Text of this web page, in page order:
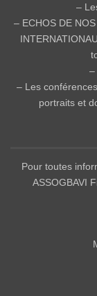
–
– ECHOS DE
–
– Les
portraits et
Pour toutes
ASSOGBAVI